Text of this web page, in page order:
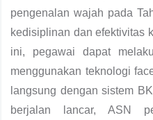
pengenalan wajah pada
kedisiplinan dan efektivitas
ini, pegawai dapat
menggunakan teknologi
langsung dengan sistem
berjalan lancar, ASN